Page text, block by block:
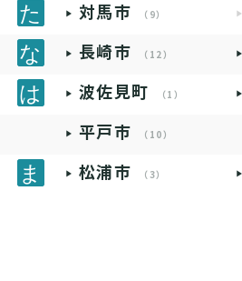
対馬市 （9）
長崎市 （12）
波佐見町 （1）
平戸市 （10）
松浦市 （3）